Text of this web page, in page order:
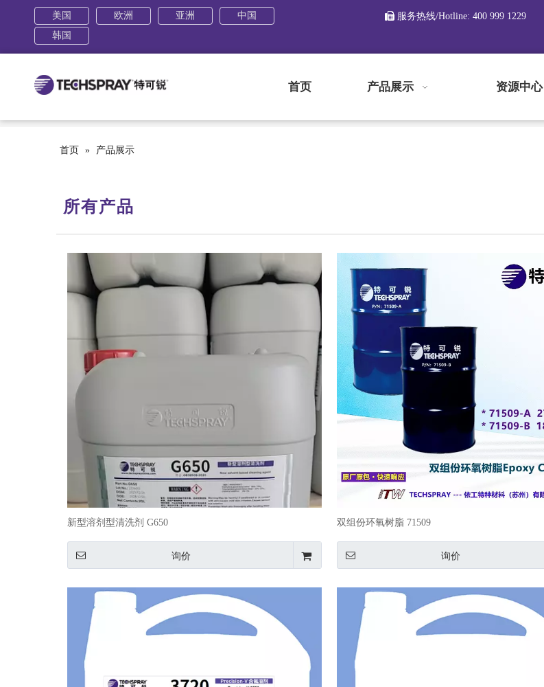
美国 欧洲 亚洲
中国
韩国
 服务热线/Hotline: 400 999 1229
首页 产品展示 资源中心
首页 » 产品展示
所有产品
新型溶剂型清洗剂 G650
询价
双组份环氧树脂 71509
询价